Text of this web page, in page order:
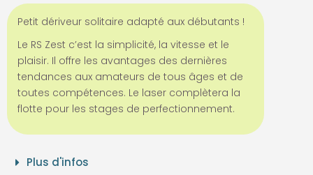
Petit dériveur solitaire adapté aux débutants !
Le RS Zest c’est la simplicité, la vitesse et le
plaisir. Il offre les avantages des dernières
tendances aux amateurs de tous âges et de
toutes compétences. Le laser complètera la
flotte pour les stages de perfectionnement.
Plus d'infos